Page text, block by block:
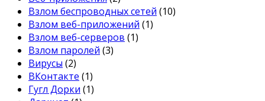
Взлом беспроводных сетей (10)
Взлом веб-приложений (1)
Взлом веб-серверов (1)
Взлом паролей (3)
Вирусы (2)
ВКонтакте (1)
Гугл Дорки (1)